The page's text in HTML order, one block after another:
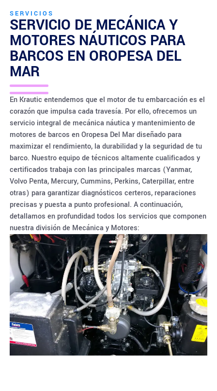
SERVICIOS
SERVICIO DE MECÁNICA Y
MOTORES NÁUTICOS PARA
BARCOS EN OROPESA DEL
MAR
En Krautic entendemos que el motor de tu embarcación es el
corazón que impulsa cada travesía. Por ello, ofrecemos un
servicio integral de mecánica náutica y mantenimiento de
motores de barcos en Oropesa Del Mar diseñado para
maximizar el rendimiento, la durabilidad y la seguridad de tu
barco. Nuestro equipo de técnicos altamente cualificados y
certificados trabaja con las principales marcas (Yanmar,
Volvo Penta, Mercury, Cummins, Perkins, Caterpillar, entre
otras) para garantizar diagnósticos certeros, reparaciones
precisas y puesta a punto profesional. A continuación,
detallamos en profundidad todos los servicios que componen
nuestra división de Mecánica y Motores: